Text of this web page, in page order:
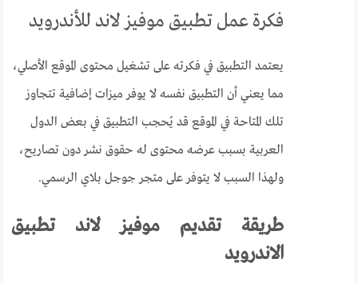
فكرة عمل تطبيق موفيز لاند للأندرويد
يعتمد التطبيق في فكرته على تشغيل محتوى الموقع الأصلي،
مما يعني أن التطبيق نفسه لا يوفر ميزات إضافية تتجاوز
تلك المتاحة في الموقع قد يُحجب التطبيق في بعض الدول
العربية بسبب عرضه محتوى له حقوق نشر دون تصاريح،
ولهذا السبب لا يتوفر على متجر جوجل بلاي الرسمي.
طريقة تقديم موفيز لاند تطبيق
الاندرويد